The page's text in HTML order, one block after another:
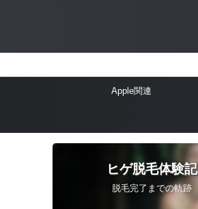
Apple関連
ヒゲ脱毛体験記
脱毛完了までの軌跡